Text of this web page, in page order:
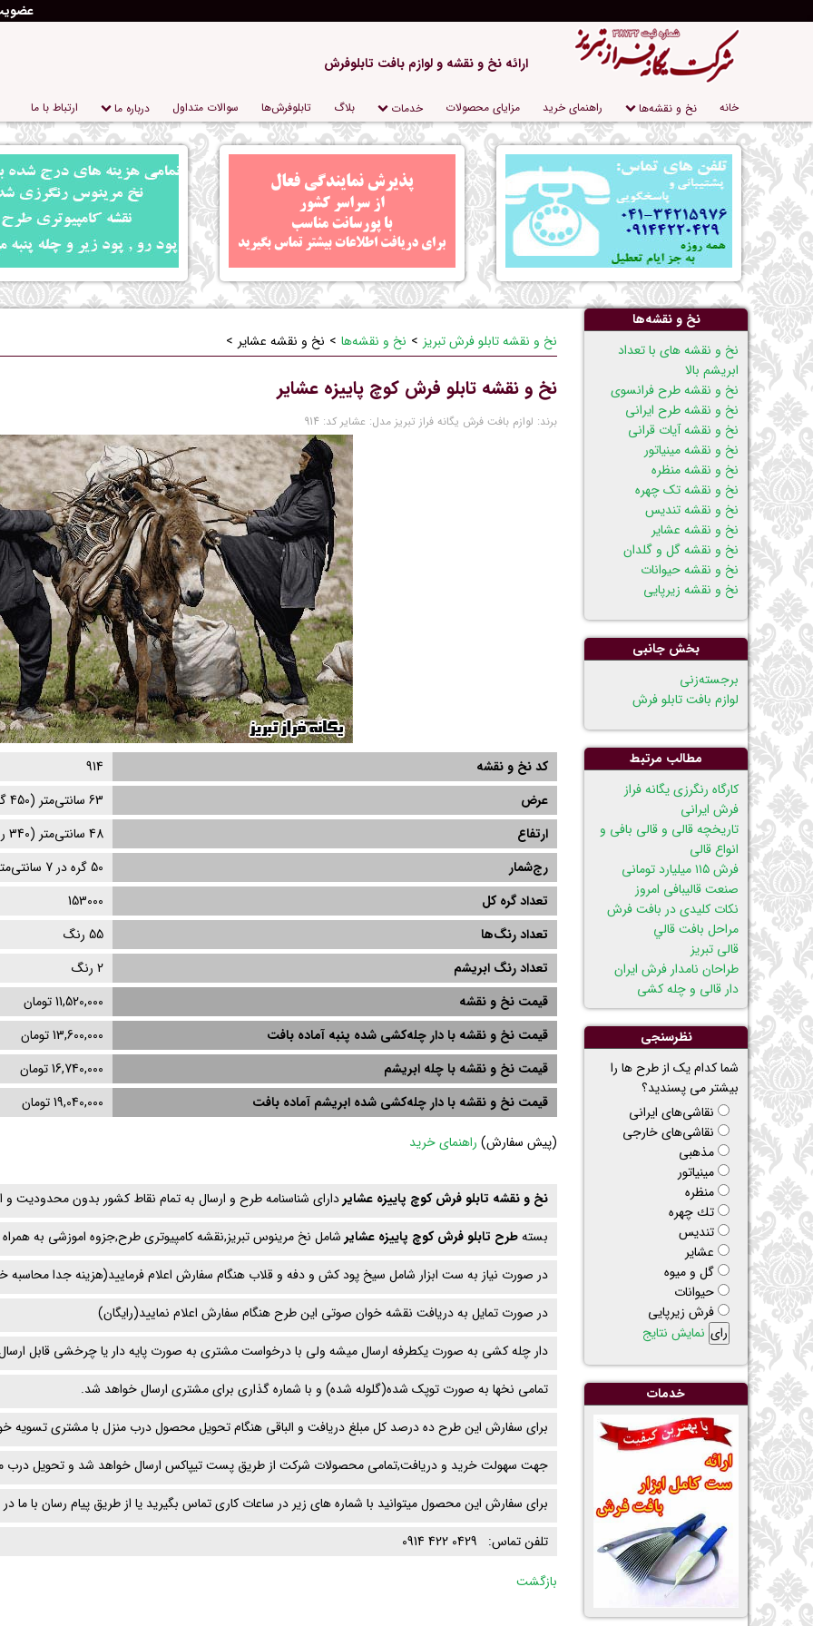
ارائه نخ و نقشه و لوازم بافت تابلوفرش
پریدن
از
ناوبری
خانه نخ و نقشه‌ها راهنمای خرید مزایای محصولات خدمات بلاگ تابلو‌فرش‌ها سوالات متداول درباره‌ ما ارتباط با ما
نخ و نقشه تابلو فرش تبریز نخ و نقشه‌ها نخ و نقشه عشایر
نخ و نقشه تابلو فرش کوچ پاییزه عشایر
برند: لوازم بافت فرش یگانه فراز تبریز مدل: عشایر کد: 914
کد نخ و نقشه
914
عرض
63 سانتی‌متر (450
ارتفاع
48 سانتی‌متر (340
رج‌شمار
50 گره در 7 سانتی‌متر
تعداد گره کل
153000
تعداد رنگ‌ها
55 رنگ
تعداد رنگ ابریشم
2 رنگ
قیمت نخ و نقشه
11,520,000 تومان
قیمت نخ و نقشه با دار چله‌کشی‌ شده پنبه آماده بافت
13,600,000 تومان
قیمت نخ و نقشه با چله ابریشم
16,740,000 تومان
قیمت نخ و نقشه با دار چله‌کشی‌ شده ابریشم آماده بافت
19,040,000 تومان
(پیش سفارش) راهنمای خرید
نخ و نقشه تابلو فرش کوچ پاییزه عشایردارای شناسنامه طرح و ارسال به تمام نقاط کشور بدون محدودیت
بستهطرح تابلو فرش کوچ پاییزه عشایر شامل نخ مرینوس تبریز,نقشه کامپیوتری طرح,جزوه اموزشی به
در صورت نیاز به ست ابزار شامل سیخ پود کش و دفه و قلاب هنگام سفارش اعلام فرمایید(هزینه جدا
در صورت تمایل به دریافت نقشه خوان صوتی این طرح هنگام سفارش اعلام نمایید(رایگان)
دار چله کشی به صورت یکطرفه ارسال میشه ولی با درخواست مشتری به صورت پایه دار یا چرخشی قابل
تمامی نخها به صورت توپک شده(گلوله شده) و با شماره گذاری برای مشتری ارسال خواهد شد.
برای سفارش این طرح ده درصد کل مبلغ دریافت و الباقی هنگام تحویل محصول درب منزل با مشتری تسویه
جهت سهولت خرید و دریافت,تمامی محصولات شرکت از طریق پست تیپاکس ارسال خواهد شد و تحویل درب
برای سفارش این محصول میتوانید با شماره های زیر در ساعات کاری تماس بگیرید یا از طریق پیام رسان با ما در
تلفن تماس: 0429 422 0914
بازگشت
نخ و نقشه‌ها
پریدن
ناوبری
نخ و نقشه های با تعداد
ابریشم بالا
نخ و نقشه طرح فرانسوی
نخ و نقشه طرح ایرانی
نخ و نقشه آیات قرانی
نخ و نقشه مینیاتور
نخ و نقشه منظره
نخ و نقشه تک چهره
نخ و نقشه تندیس
نخ و نقشه عشایر
نخ و نقشه گل و گلدان
نخ و نقشه حیوانات
نخ و نقشه زیرپایی
بخش جانبی
پریدن
برجسته‌زنی
لوازم بافت تابلو فرش
مطالب مرتبط
كارگاه رنگرزی يگانه فراز
فرش ایرانی
تاریخچه قالی و قالی بافی و
انواع قالی
فرش ۱۱۵ میلیارد تومانی
صنعت قالیبافی امروز
نکات کلیدی در بافت فرش
مراحل بافت قالي
قالی تبریز
طراحان نامدار فرش ایران
دار قالی و چله کشی
نظرسنجی
شما کدام یک از طرح ها را
بیشتر می پسندید؟
نقاشی‌های ایرانی
نقاشی‌های خارجی
مذهبی
مینیاتور
منظره
تك چهره
تنديس
عشاير
گل و ميوه
حيوانات
فرش زیرپایی
نمایش نتایج
خدمات